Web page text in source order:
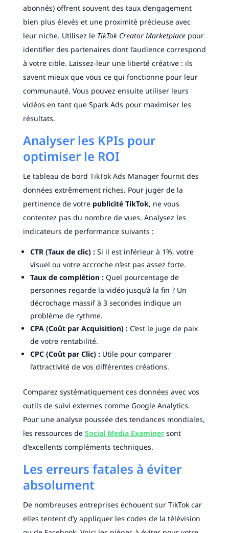
abonnés) offrent souvent des taux d’engagement
bien plus élevés et une proximité précieuse avec
leur niche. Utilisez le TikTok Creator Marketplacepour
identifier des partenaires dont l’audience correspond
à votre cible. Laissez-leur une liberté créative : ils
savent mieux que vous ce qui fonctionne pour leur
communauté. Vous pouvez ensuite utiliser leurs
vidéos en tant que Spark Ads pour maximiser les
résultats.
Analyser les KPIs pour
optimiser le ROI
Le tableau de bord TikTok Ads Manager fournit des
données extrêmement riches. Pour juger de la
pertinence de votre publicité TikTok, ne vous
contentez pas du nombre de vues. Analysez les
indicateurs de performance suivants :
CTR (Taux de clic) :Si il est inférieur à 1%, votre
visuel ou votre accroche n’est pas assez forte.
Taux de complétion :Quel pourcentage de
personnes regarde la vidéo jusqu’à la fin ? Un
décrochage massif à 3 secondes indique un
problème de rythme.
CPA (Coût par Acquisition) :C’est le juge de paix
de votre rentabilité.
CPC (Coût par Clic) :Utile pour comparer
l’attractivité de vos différentes créations.
Comparez systématiquement ces données avec vos
outils de suivi externes comme Google Analytics.
Pour une analyse poussée des tendances mondiales,
les ressources de Social Media Examinersont
d’excellents compléments techniques.
Les erreurs fatales à éviter
absolument
De nombreuses entreprises échouent sur TikTok car
elles tentent d’y appliquer les codes de la télévision